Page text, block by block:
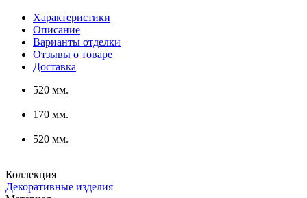
Характеристики
Описание
Варианты отделки
Отзывы о товаре
Доставка
520 мм.
170 мм.
520 мм.
Коллекция
Декоративные изделия